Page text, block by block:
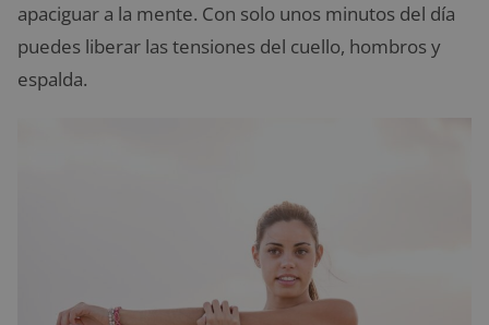
apaciguar a la mente. Con solo unos minutos del día
puedes liberar las tensiones del cuello, hombros y
espalda.